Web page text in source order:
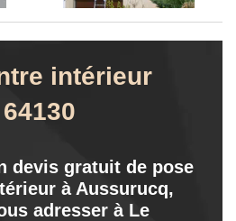
intérieur
devis gratuit de pose
à Aussurucq,
adresser à Le